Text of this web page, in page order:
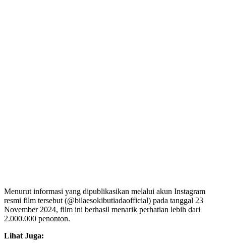
Menurut informasi yang dipublikasikan melalui akun Instagram
resmi film tersebut (@bilaesokibutiadaofficial) pada tanggal 23
November 2024, film ini berhasil menarik perhatian lebih dari
2.000.000 penonton.
Lihat Juga: